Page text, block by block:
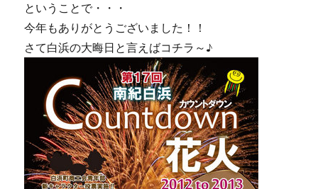
ということで・・・
今年もありがとうございました！！
さて白浜の大晦日と言えばコチラ～♪